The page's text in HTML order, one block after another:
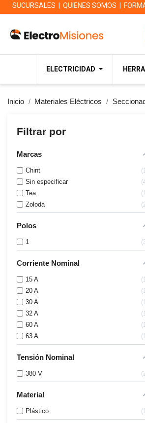
SUCURSALES QUIENES SOMOS
ELECTRICIDAD
Inicio Materiales Eléctricos
Filtrar por
Marcas
Chint
Sin especificar
Tea
Zoloda
Polos
1
Corriente Nominal
15 A
20 A
30 A
32 A
60 A
63 A
Tensión Nominal
380 V
Material
Plástico